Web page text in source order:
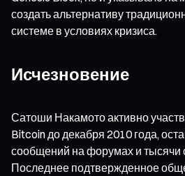
создать альтернативу
системе в условиях кризиса.
Исчезновение
Сатоши Накамото активно
Bitcoin до декабря 2010 года,
сообщений на форумах и тысячи
Последнее подтвержденное